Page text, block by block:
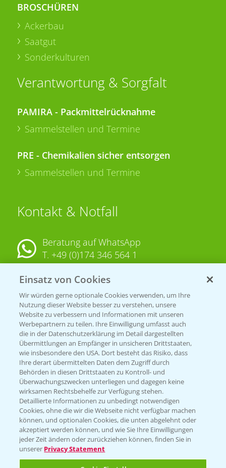
BROSCHÜREN
Ackerbau
Saatgut
Sonderkulturen
Verantwortung & Sorgfalt
PAMIRA - Packmittelrücknahme
Sammelstellen und Termine
PRE - Chemikalien sicher entsorgen
Sammelstellen und Termine
Kontakt & Notfall
Beratung auf WhatsApp
T. +49 (0)174 346 564 1
KONTAKT
Hilfe in Notfällen
T.+49 (0)214/30-20220
Folgen Sie uns
Einsatz von Cookies
Wir würden gerne optionale Cookies verwenden, um Ihre
Nutzung dieser Website besser zu verstehen, unsere
Website zu verbessern und Informationen mit unseren
Werbepartnern zu teilen. Ihre Einwilligung umfasst auch
die in der Datenschutzerklärung im Detail dargestellten
Übermittlungen an Empfänger in unsicheren Drittstaaten,
wie insbesondere den USA. Dort besteht das Risiko, dass
Ihre derart übermittelten Daten dem Zugriff durch
Behörden in diesen Drittstaaten zu Kontroll- und
Überwachungszwecken unterliegen und dagegen keine
wirksamen Rechtsbehelfe zur Verfügung stehen.
Detaillierte Informationen zu unbedingt notwendigen
Cookies, ohne die wir die Webseite nicht verfügbar machen
können, und optionalen Cookies, die unten abgelehnt oder
akzeptiert werden können, und wie Sie Ihre Einwilligungen
jeder Zeit ändern oder zurückziehen können, finden Sie in
unserer Privacy Statement